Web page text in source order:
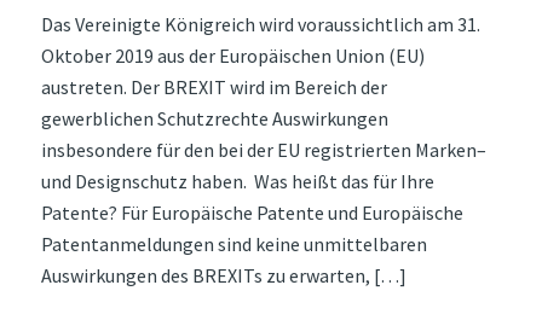
Das Vereinigte Königreich wird voraussichtlich am 31.
Oktober 2019 aus der Europäischen Union (EU)
austreten. Der BREXIT wird im Bereich der
gewerblichen Schutzrechte Auswirkungen
insbesondere für den bei der EU registrierten Marken–
und Designschutz haben. Was heißt das für Ihre
Patente? Für Europäische Patente und Europäische
Patentanmeldungen sind keine unmittelbaren
Auswirkungen des BREXITs zu erwarten, […]